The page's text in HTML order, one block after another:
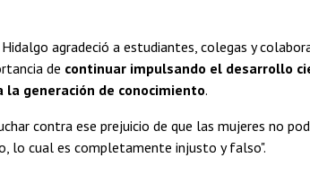
agradeció a estudiantes, colegas y
de continuar impulsando el desarrollo
generación de conocimiento.
contra ese prejuicio de que las mujeres no
lo cual es completamente injusto y falso".